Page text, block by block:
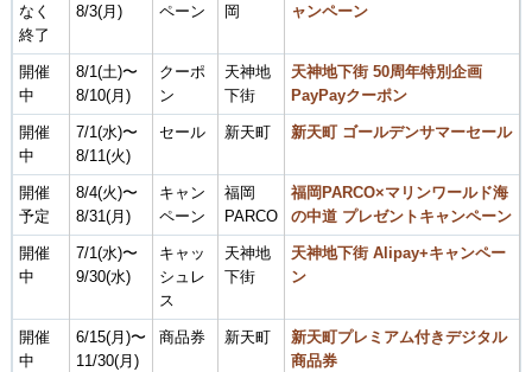
なく
終了
8/3(月)
ペーン
岡
ャンペーン
開催
中
8/1(土)〜
8/10(月)
クーポ
ン
天神地
下街
天神地下街 50周年特別企画
PayPayクーポン
開催
中
7/1(水)〜
8/11(火)
セール 新天町 新天町 ゴールデンサマーセール
開催
予定
8/4(火)〜
8/31(月)
キャン
ペーン
福岡
PARCO
福岡PARCO×マリンワールド海
の中道 プレゼントキャンペーン
開催
中
7/1(水)〜
9/30(水)
キャッ
シュレ
ス
天神地
下街
天神地下街 Alipay+キャンペー
ン
開催
中
6/15(月)〜
11/30(月)
商品券 新天町
新天町プレミアム付きデジタル
商品券